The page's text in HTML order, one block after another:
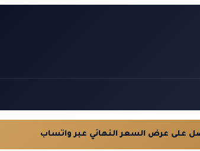
على عرض السعر النهائي عبر واتساب